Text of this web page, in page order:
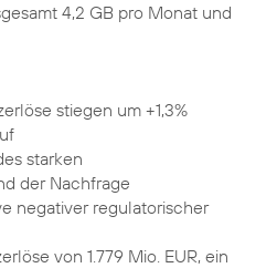
4,2 GB pro Monat und
stiegen um +1,3%
starken
der Nachfrage
negativer regulatorischer
von 1.779 Mio. EUR, ein